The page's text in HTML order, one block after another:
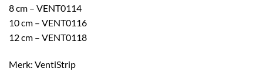
8 cm – VENT0114
10 cm – VENT0116
12 cm – VENT0118
Merk: VentiStrip